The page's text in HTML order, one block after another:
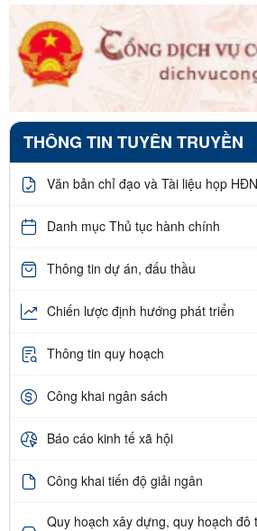
THÔNG TIN TUYÊN TRUYỀN
Văn bản chỉ đạo và Tài liệu họp
Danh mục Thủ tục hành chính
Thông tin dự án, đấu thầu
Chiến lược định hướng phát triển
Thông tin quy hoạch
Công khai ngân sách
Báo cáo kinh tế xã hội
Công khai tiến độ giải ngân
Quy hoạch xây dựng, quy hoạch đô